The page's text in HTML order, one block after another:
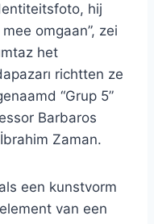
hij
omgaan”, zei
het
richtten ze
“Grup 5”
Barbaros
Zaman.
een kunstvorm
van een